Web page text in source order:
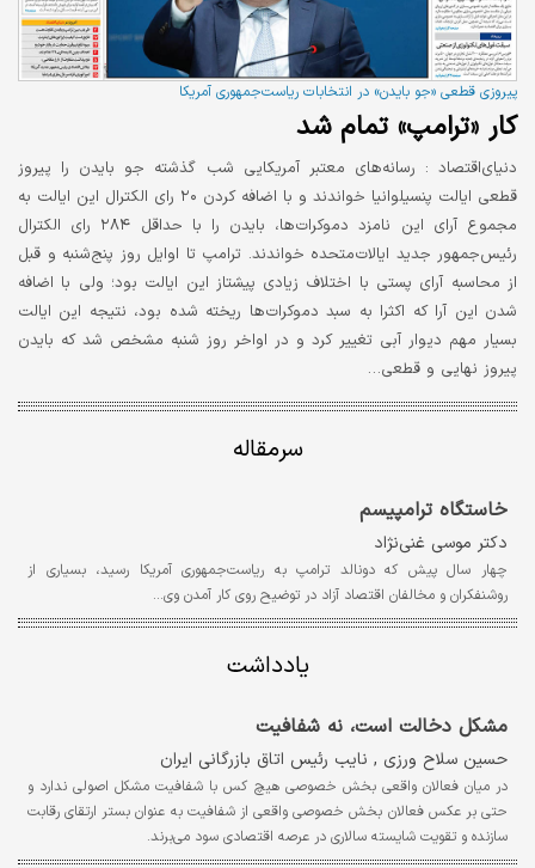
پیروزی قطعی «جو بایدن» در انتخابات ریاست‌جمهوری آمریکا
کار «ترامپ» تمام شد
دنیای‌اقتصاد : رسانه‌های معتبر آمریکایی شب گذشته جو بایدن را پیروز
قطعی ایالت پنسیلوانیا خواندند و با اضافه کردن ۲۰ رای الکترال این ایالت به
مجموع آرای این نامزد دموکرات‌ها، بایدن را با حداقل ۲۸۴ رای الکترال
رئیس‌جمهور جدید ایالات‌متحده خواندند. ترامپ تا اوایل روز پنج‌شنبه و قبل
از محاسبه آرای پستی با اختلاف زیادی پیشتاز این ایالت بود؛ ولی با اضافه
شدن این آرا که اکثرا به سبد دموکرات‌ها ریخته شده بود، نتیجه این ایالت
بسیار مهم دیوار آبی تغییر کرد و در اواخر روز شنبه مشخص شد که بایدن
پیروز نهایی و قطعی…
سرمقاله
خاستگاه ترامپیسم
دکتر موسی غنی‌نژاد
چهار سال پیش که دونالد ترامپ به ریاست‌جمهوری آمریکا رسید، بسیاری از
روشنفکران و مخالفان اقتصاد آزاد در توضیح روی کار آمدن وی...
یادداشت
مشکل دخالت است، نه شفافیت
حسین سلاح ورزی , نایب رئیس اتاق بازرگانی ایران
در میان فعالان واقعی بخش‌ خصوصی هیچ کس با شفافیت مشکل اصولی ندارد و
حتی بر عکس فعالان بخش خصوصی واقعی از شفافیت به عنوان بستر ارتقای رقابت
سازنده و تقویت شایسته سالاری در عرصه اقتصادی سود می‌برند.